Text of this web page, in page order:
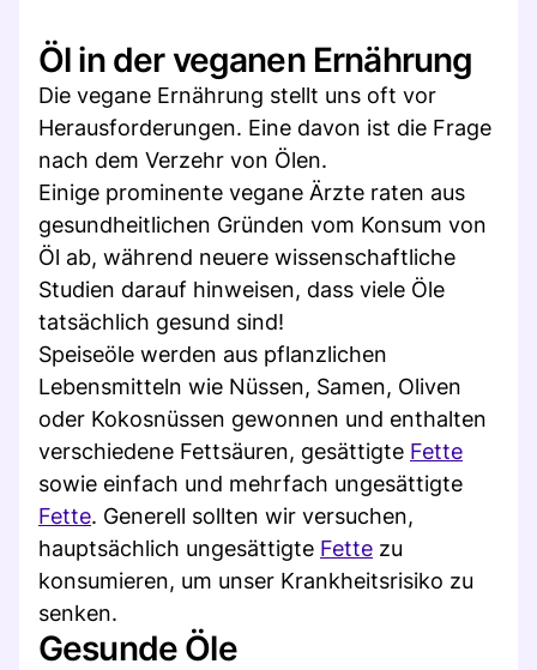
Öl in der veganen Ernährung
Die vegane Ernährung stellt uns oft vor
Herausforderungen. Eine davon ist die Frage
nach dem Verzehr von Ölen.
Einige prominente vegane Ärzte raten aus
gesundheitlichen Gründen vom Konsum von
Öl ab, während neuere wissenschaftliche
Studien darauf hinweisen, dass viele Öle
tatsächlich gesund sind!
Speiseöle werden aus pflanzlichen
Lebensmitteln wie Nüssen, Samen, Oliven
oder Kokosnüssen gewonnen und enthalten
verschiedene Fettsäuren, gesättigte Fette
sowie einfach und mehrfach ungesättigte
Fette. Generell sollten wir versuchen,
hauptsächlich ungesättigte Fette zu
konsumieren, um unser Krankheitsrisiko zu
senken.
Gesunde Öle